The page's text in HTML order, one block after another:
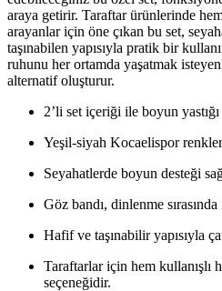
araya getirir. Taraftar ürünlerinde
arayanlar için öne çıkan bu set,
taşınabilen yapısıyla pratik bir
ruhunu her ortamda yaşatmak
alternatif oluşturur.
2’li set içeriği ile boyun
Yeşil-siyah Kocaelispor
Seyahatlerde boyun desteği
Göz bandı, dinlenme sırasında
Hafif ve taşınabilir yapısıyla
Taraftarlar için hem kullanışlı
seçeneğidir.